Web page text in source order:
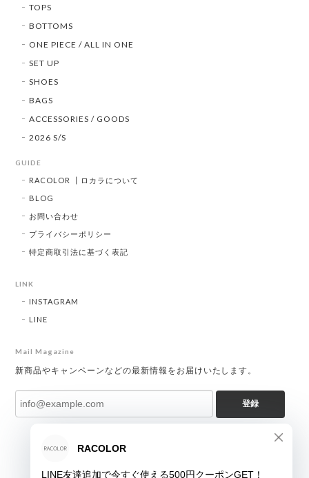
TOPS
BOTTOMS
ONE PIECE / ALL IN ONE
SET UP
SHOES
BAGS
ACCESSORIES / GOODS
2026 S/S
GUIDE
RACOLOR ┃ロカラについて
BLOG
お問い合わせ
プライバシーポリシー
特定商取引法に基づく表記
LINK
INSTAGRAM
LINE
Mail Magazine
新商品やキャンペーンなどの最新情報をお届けいたします。
登録